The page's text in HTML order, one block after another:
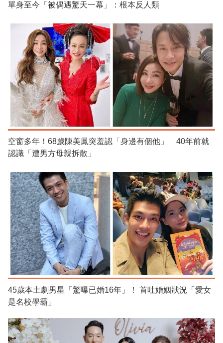
單身至今「被偶遇驚天一幕」：根本反人類
空窗多年！68歲陳美鳳突羞認「身邊有個他」 40年前就
認識「遭男方母親拆散」
45歲本土劇男星「驚曝已婚16年」！ 首吐婚姻狀況「愛女
是名校學霸」